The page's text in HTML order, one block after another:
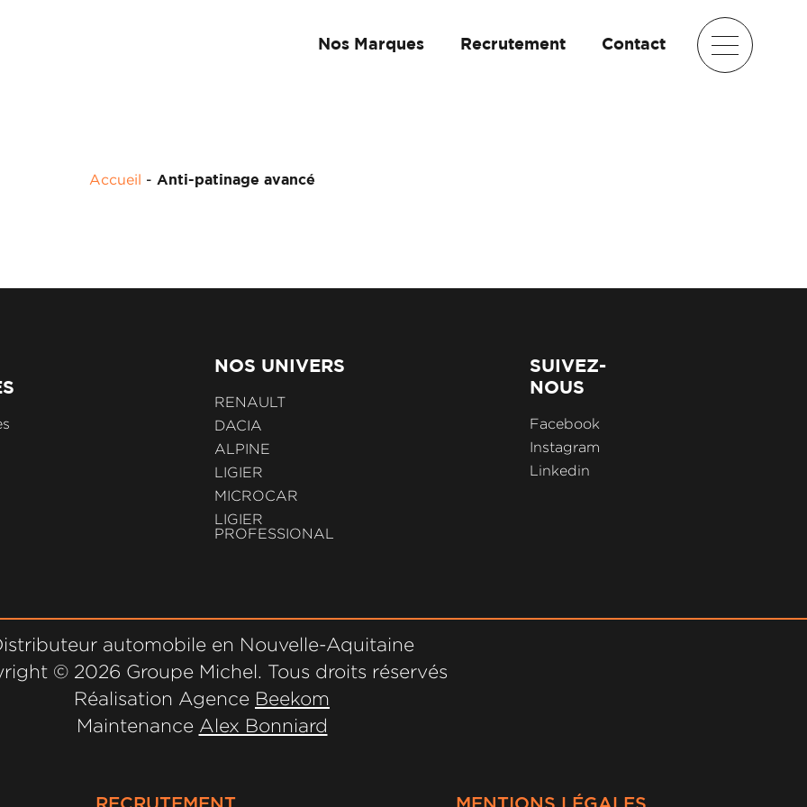
Nos Marques Recrutement Contact
Accueil - Anti-patinage avancé
NOS UNIVERS
RENAULT
DACIA
ALPINE
LIGIER
MICROCAR
LIGIER
PROFESSIONAL
SUIVEZ-
NOUS
Facebook
Instagram
Linkedin
automobile en Nouvelle-Aquitaine
© 2026 Groupe Michel. Tous droits réservés
Réalisation Agence Beekom
Maintenance Alex Bonniard